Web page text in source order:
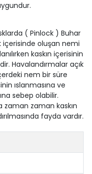
( Pinlock ) Buhar
içerisinde oluşan nemi
kaskın içerisinin
Havalandırmalar açık
nem bir süre
ıslanmasına ve
sebep olabilir.
zaman zaman kaskın
fayda vardır.